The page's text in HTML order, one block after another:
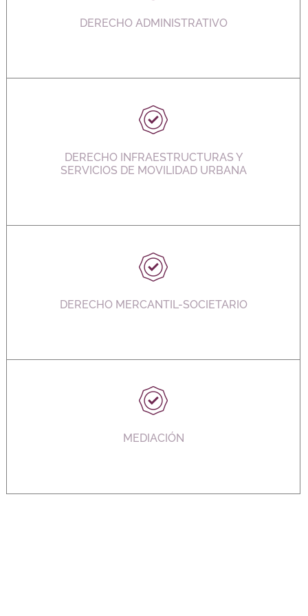
DERECHO ADMINISTRATIVO
DERECHO INFRAESTRUCTURAS Y
SERVICIOS DE MOVILIDAD URBANA
DERECHO MERCANTIL-SOCIETARIO
MEDIACIÓN